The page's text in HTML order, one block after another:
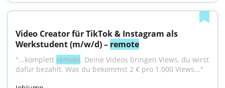
Video Creator für TikTok & Instagram als
Werkstudent (m/w/d) – remote
"...komplett remote. Deine Videos bringen Views, du wirst
dafür bezahlt. Was du bekommst 2 € pro 1.000 Views..."